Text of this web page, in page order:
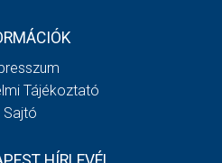
Tájékoztató
Sajtó